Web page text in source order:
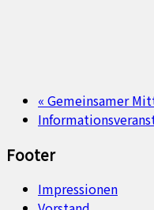
« Gemeinsamer
Footer
Impressionen